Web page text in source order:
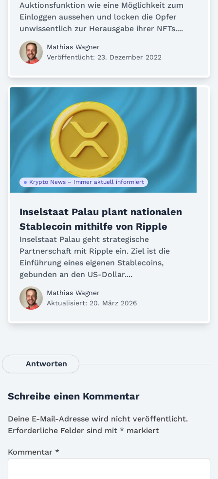
Auktionsfunktion wie eine Möglichkeit zum
Einloggen aussehen und locken die Opfer
unwissentlich zur Herausgabe ihrer NFTs....
Mathias Wagner
Veröffentlicht: 23. Dezember 2022
Krypto News – Immer aktuell informiert
Inselstaat Palau plant nationalen
Stablecoin mithilfe von Ripple
Inselstaat Palau geht strategische
Partnerschaft mit Ripple ein. Ziel ist die
Einführung eines eigenen Stablecoins,
gebunden an den US-Dollar....
Mathias Wagner
Aktualisiert: 20. März 2026
Antworten
Schreibe einen Kommentar
Deine E-Mail-Adresse wird nicht veröffentlicht.
Erforderliche Felder sind mit * markiert
Kommentar *